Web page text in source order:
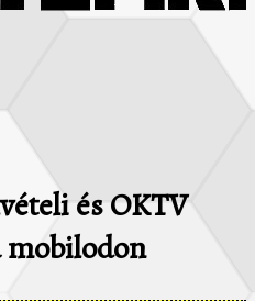
és OKTV
mobilodon